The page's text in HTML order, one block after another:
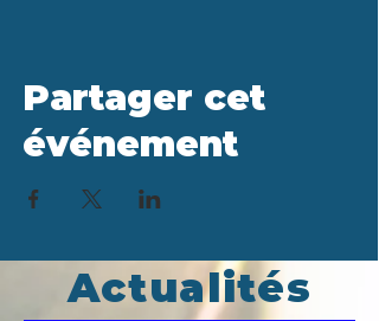
Partager cet
événement
Actualités